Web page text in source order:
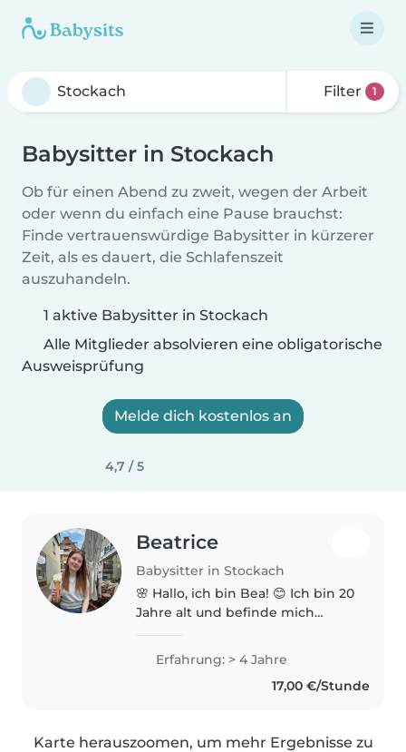
Filter 1
Babysitter in Stockach
Ob für einen Abend zu zweit, wegen der Arbeit
oder wenn du einfach eine Pause brauchst:
Finde vertrauenswürdige Babysitter in kürzerer
Zeit, als es dauert, die Schlafenszeit
auszuhandeln.
1 aktive Babysitter in Stockach
Alle Mitglieder absolvieren eine obligatorische
Ausweisprüfung
Melde dich kostenlos an
4,7 / 5
Beatrice
Babysitter in Stockach
🌸 Hallo, ich bin Bea! 😊 Ich bin 20
Jahre alt und befinde mich
staatlich anerkannten Erzieherin.
Ich habe bereits drei Jahre im
Kindergarten und ein..
Erfahrung: > 4 Jahre
17,00 €/Stunde
Karte herauszoomen, um mehr Ergebnisse zu